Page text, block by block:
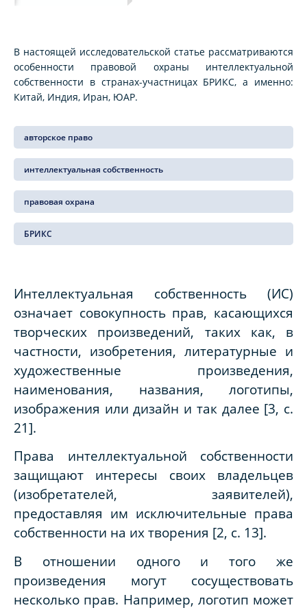
В настоящей исследовательской статье рассматриваются
особенности правовой охраны интеллектуальной
собственности в странах-участницах БРИКС, а именно:
Китай, Индия, Иран, ЮАР.
авторское право
интеллектуальная собственность
правовая охрана
БРИКС
Интеллектуальная собственность (ИС)
означает совокупность прав, касающихся
творческих произведений, таких как, в
частности, изобретения, литературные и
художественные произведения,
наименования, названия, логотипы,
изображения или дизайн и так далее [3, с.
21].
Права интеллектуальной собственности
защищают интересы своих владельцев
(изобретателей, заявителей),
предоставляя им исключительные права
собственности на их творения [2, с. 13].
В отношении одного и того же
произведения могут сосуществовать
несколько прав. Например, логотип может